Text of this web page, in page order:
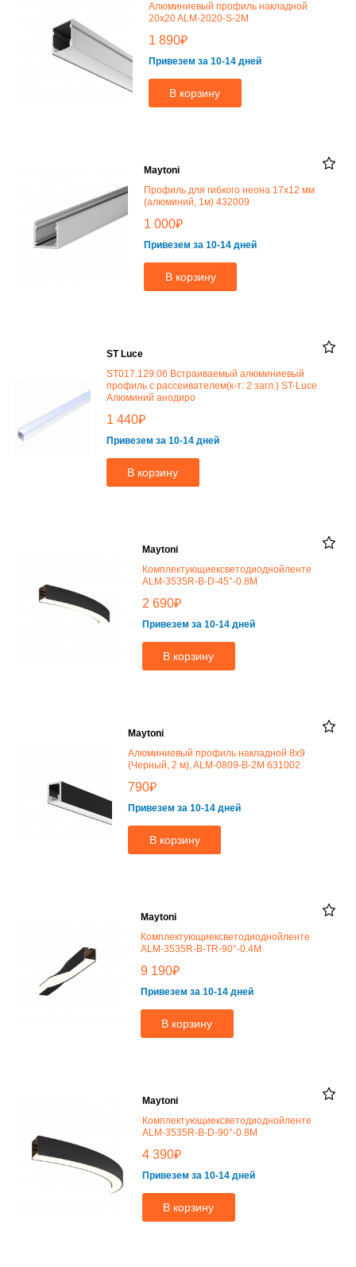
Алюминиевый профиль накладной
20x20 ALM-2020-S-2M
1 890₽
Привезем за 10-14 дней
В корзину
Maytoni
Профиль для гибкого неона 17x12 мм
(алюминий, 1м) 432009
1 000₽
Привезем за 10-14 дней
В корзину
ST Luce
ST017.129.06 Встраиваемый алюминиевый
профиль с рассеивателем(к-т: 2 загл.) ST-Luce
Алюминий анодиро
1 440₽
Привезем за 10-14 дней
В корзину
Maytoni
Комплектующиексветодиоднойленте
ALM-3535R-B-D-45°-0.8M
2 690₽
Привезем за 10-14 дней
В корзину
Maytoni
Алюминиевый профиль накладной 8x9
(Черный, 2 м), ALM-0809-B-2M 631002
790₽
Привезем за 10-14 дней
В корзину
Maytoni
Комплектующиексветодиоднойленте
ALM-3535R-B-TR-90°-0.4M
9 190₽
Привезем за 10-14 дней
В корзину
Maytoni
Комплектующиексветодиоднойленте
ALM-3535R-B-D-90°-0.8M
4 390₽
Привезем за 10-14 дней
В корзину